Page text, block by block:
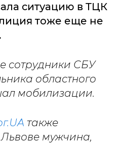
ситуацию в ТЦК
тоже еще не
сотрудники СБУ
областного
мобилизации.
также
Львове мужчина,